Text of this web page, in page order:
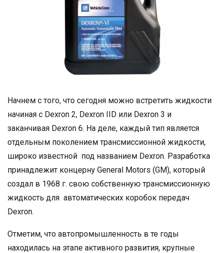
Начнем с того, что сегодня можно встретить жидкости
начиная с Dexron 2, Dexron IID или Dexron 3 и
заканчивая Dexron 6. На деле, каждый тип является
отдельным поколением трансмиссионной жидкости,
широко известной под названием Dexron. Разработка
принадлежит концерну General Motors (GM), который
создал в 1968 г. свою собственную трансмиссионную
жидкость для автоматических коробок передач
Dexron.
Отметим, что автопромышленность в те годы
находилась на этапе активного развития, крупные